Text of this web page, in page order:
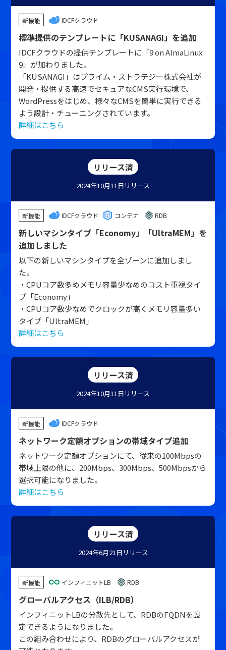
新機能 IDCFクラウド
標準提供のテンプレートに「KUSANAGI」を追加
IDCFクラウドの提供テンプレートに「9 on AlmaLinux
9」が加わりました。
「KUSANAGI」はプライム・ストラテジー株式会社が
開発・提供する高速でセキュアなCMS実行環境で、
WordPressをはじめ、様々なCMSを簡単に実行できる
よう設計・チューニングされています。
詳細はこちら
リリース済
2024年10月11日リリース
新機能 IDCFクラウド コンテナ RDB
新しいマシンタイプ「Economy」「UltraMEM」を
追加しました
以下の新しいマシンタイプを全ゾーンに追加しまし
た。
・CPUコア数多めメモリ容量少なめのコスト重視タイ
プ「Economy」
・CPUコア数少なめでクロックが高くメモリ容量多い
タイプ「UltraMEM」
詳細はこちら
リリース済
2024年10月11日リリース
新機能 IDCFクラウド
ネットワーク定額オプションの帯域タイプ追加
ネットワーク定額オプションにて、従来の100Mbpsの
帯域上限の他に、200Mbps、300Mbps、500Mbpsから
選択可能になりました。
詳細はこちら
リリース済
2024年6月21日リリース
新機能 インフィニットLB RDB
グローバルアクセス（ILB/RDB）
インフィニットLBの分散先として、RDBのFQDNを設
定できるようになりました。
この組み合わせにより、RDBのグローバルアクセスが